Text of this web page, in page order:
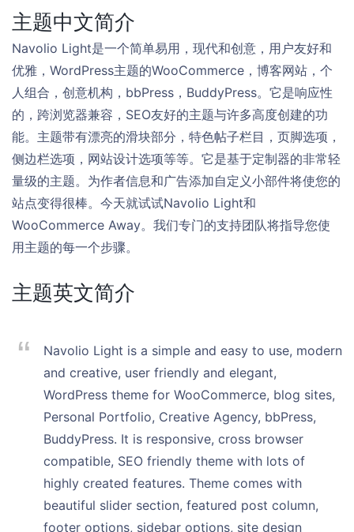
主题中文简介
Navolio Light是一个简单易用，现代和创意，用户友好和
优雅，WordPress主题的WooCommerce，博客网站，个
人组合，创意机构，bbPress，BuddyPress。它是响应性
的，跨浏览器兼容，SEO友好的主题与许多高度创建的功
能。主题带有漂亮的滑块部分，特色帖子栏目，页脚选项，
侧边栏选项，网站设计选项等等。它是基于定制器的非常轻
量级的主题。为作者信息和广告添加自定义小部件将使您的
站点变得很棒。今天就试试Navolio Light和
WooCommerce Away。我们专门的支持团队将指导您使
用主题的每一个步骤。
主题英文简介
Navolio Light is a simple and easy to use, modern
and creative, user friendly and elegant,
WordPress theme for WooCommerce, blog sites,
Personal Portfolio, Creative Agency, bbPress,
BuddyPress. It is responsive, cross browser
compatible, SEO friendly theme with lots of
highly created features. Theme comes with
beautiful slider section, featured post column,
footer options, sidebar options, site design